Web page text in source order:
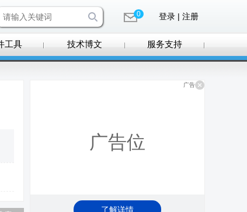
0 登录 | 注册
工具 技术博文 服务支持
广告
广告位
了解详情